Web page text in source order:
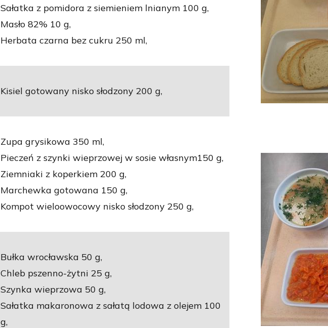
Sałatka z pomidora z siemieniem lnianym 100 g,
Masło 82% 10 g,
Herbata czarna bez cukru 250 ml,
Kisiel gotowany nisko słodzony 200 g,
Zupa grysikowa 350 ml,
Pieczeń z szynki wieprzowej w sosie własnym150 g,
Ziemniaki z koperkiem 200 g,
Marchewka gotowana 150 g,
Kompot wieloowocowy nisko słodzony 250 g,
Bułka wrocławska 50 g,
Chleb pszenno-żytni 25 g,
Szynka wieprzowa 50 g,
Sałatka makaronowa z sałatą lodowa z olejem 100
g,